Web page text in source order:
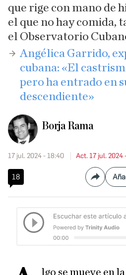
que rige con mano de
el que no hay comida,
el Observatorio
Angélica Garrido,
cubana: «El
pero ha entrado en
descendiente»
Borja Rama
17 jul. 2024 - 18:40 Act. 17 jul. 2024
18
lgo se mueve en